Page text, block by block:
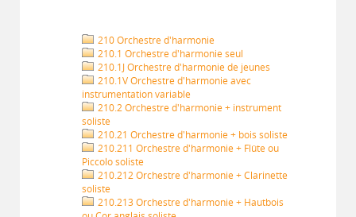
210 Orchestre d'harmonie
210.1 Orchestre d'harmonie seul
210.1J Orchestre d'harmonie de jeunes
210.1V Orchestre d'harmonie avec
instrumentation variable
210.2 Orchestre d'harmonie + instrument
soliste
210.21 Orchestre d'harmonie + bois soliste
210.211 Orchestre d'harmonie + Flûte ou
Piccolo soliste
210.212 Orchestre d'harmonie + Clarinette
soliste
210.213 Orchestre d'harmonie + Hautbois